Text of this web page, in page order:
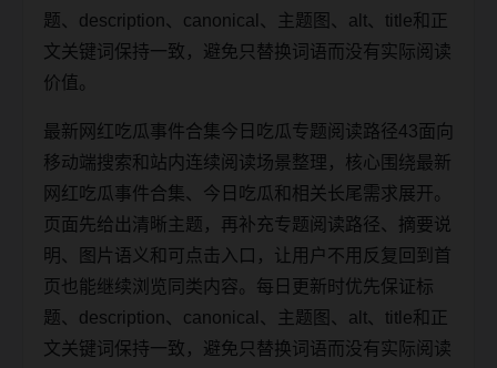
题、description、canonical、主题图、alt、title和正
文关键词保持一致，避免只替换词语而没有实际阅读
价值。
最新网红吃瓜事件合集今日吃瓜专题阅读路径43面向
移动端搜索和站内连续阅读场景整理，核心围绕最新
网红吃瓜事件合集、今日吃瓜和相关长尾需求展开。
页面先给出清晰主题，再补充专题阅读路径、摘要说
明、图片语义和可点击入口，让用户不用反复回到首
页也能继续浏览同类内容。每日更新时优先保证标
题、description、canonical、主题图、alt、title和正
文关键词保持一致，避免只替换词语而没有实际阅读